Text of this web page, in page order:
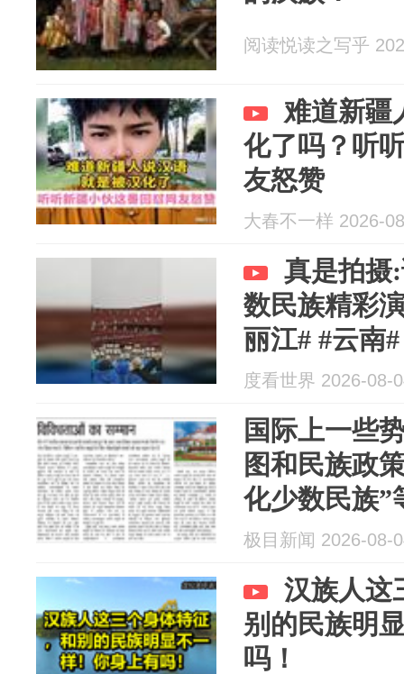
阅读悦读之写乎
难道新疆
化了吗？听
友怒赞
大春不一样 2026-
真是拍摄
数民族精彩
丽江# #云南
度看世界 2026-08-
国际上一些
图和民族政
化少数民族”
论，中国驻
化”纯粹是伪
极目新闻 2026-08-
汉族人这
别的民族明
吗！